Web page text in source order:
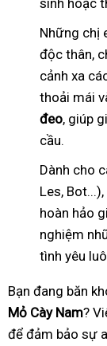
Những chị
độc thân,
cảnh xa
thoải mái
đeo, giúp
cầu.
Dành cho
Les, Bot...),
hoàn hảo
nghiệm
tình yêu
Bạn đang băn
Mỏ Cày Nam?
để đảm bảo sự